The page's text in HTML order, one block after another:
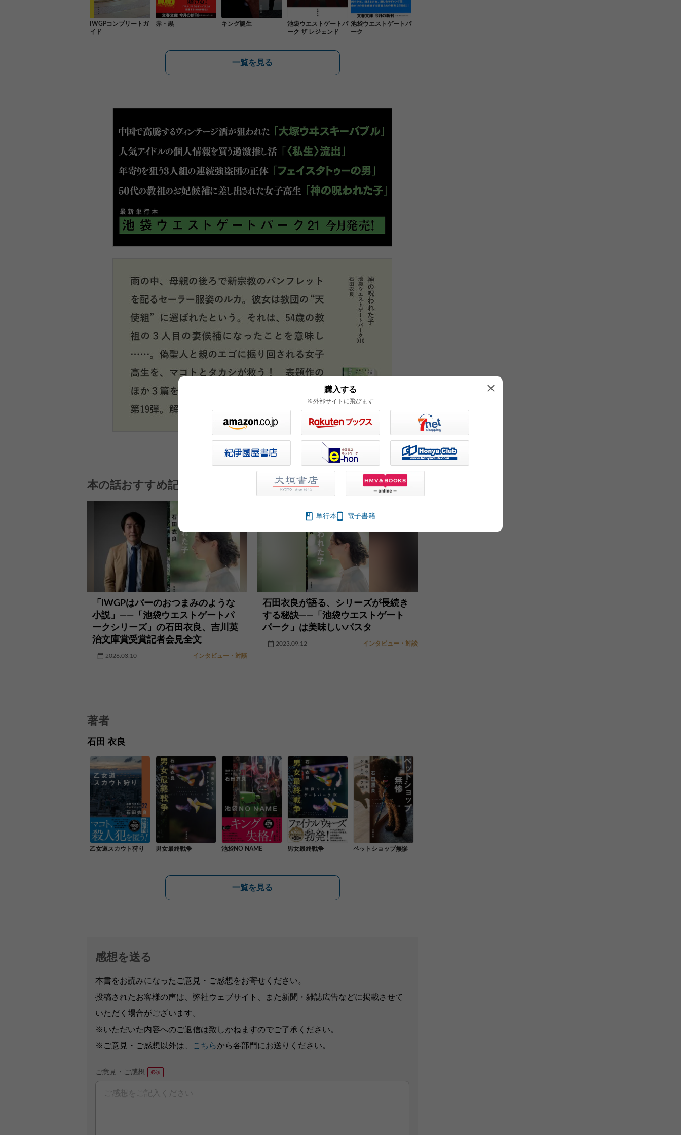
IWGPコンプリートガ
イド
赤・黒 キング誕生
池袋ウエストゲートパ
ーク ザ レジェンド
池袋ウエストゲートパ
ーク
一覧を見る
本の話おすすめ記事
「IWGPはバーのおつまみのような
小説」――「池袋ウエストゲートパ
ークシリーズ」の石田衣良、吉川英
治文庫賞受賞記者会見全文
2026.03.10 インタビュー・対談
石田衣良が語る、シリーズが長続き
する秘訣――「池袋ウエストゲート
パーク」は美味しいパスタ
2023.09.12 インタビュー・対談
著者
石田 衣良
乙女道スカウト狩り 男女最終戦争 池袋NO NAME 男女最終戦争 ペットショップ無惨
一覧を見る
感想を送る
本書をお読みになったご意見・ご感想をお寄せください。
投稿されたお客様の声は、弊社ウェブサイト、また新聞・雑誌広告などに掲載させて
いただく場合がございます。
※いただいた内容へのご返信は致しかねますのでご了承ください。
※ご意見・ご感想以外は、
こちらから各部門にお送りください。
ご意見・ご感想
購入する
※外部サイトに飛びます
単行本 電子書籍